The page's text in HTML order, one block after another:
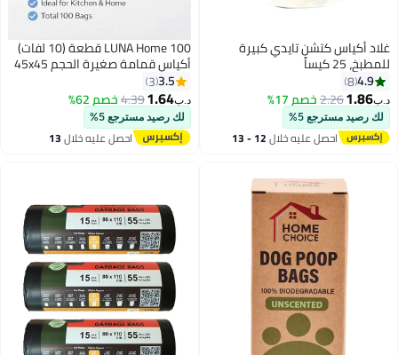
غلاد أكياس كتشن تايدي كبيرة
للمطبخ، 25 كيساً
4.9
8
د.ب‏1.86
2.26خصم 17%
لك رصيد مسترجع 5%
احصل عليه خلال 12 - 13
LUNA Home 100 قطعة (10 لفات)
أكياس قمامة صغيرة الحجم 45x45
سم؛ أكياس قمامة سميكة وقوية
للغاية. أكياس قمامة مانعة للتسرب
للاستخدام في المطبخ والمدرسة
والمنزل والمكتب.
3.5
3
د.ب‏1.64
4.39خصم 62%
لك رصيد مسترجع 5%
احصل عليه خلال13